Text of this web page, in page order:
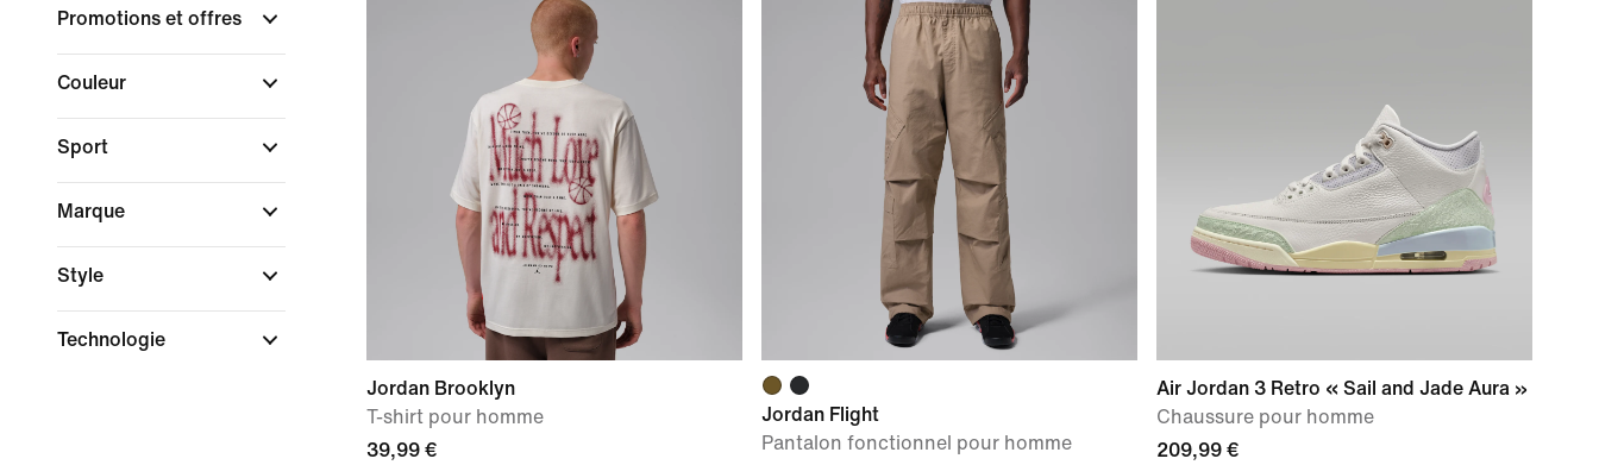
Promotions et offres
Couleur
Sport
Marque
Style
Technologie
Jordan Brooklyn
T-shirt pour homme
39,99 €
Jordan Flight
Pantalon fonctionnel pour homme
Air Jordan 3 Retro « Sail and Jade Aura »
Chaussure pour homme
209,99 €